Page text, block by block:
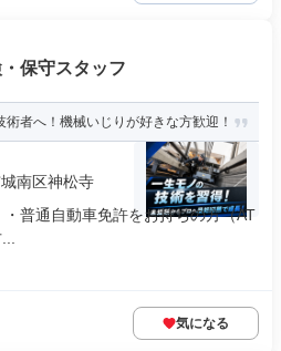
保守スタッフ
者へ！機械いじりが好きな方歓迎！
南区神松寺
普通自動車免許をお持ちの方（AT
気になる